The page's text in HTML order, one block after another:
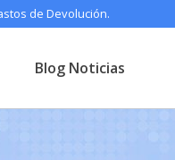
de Devolución.
Blog Noticias